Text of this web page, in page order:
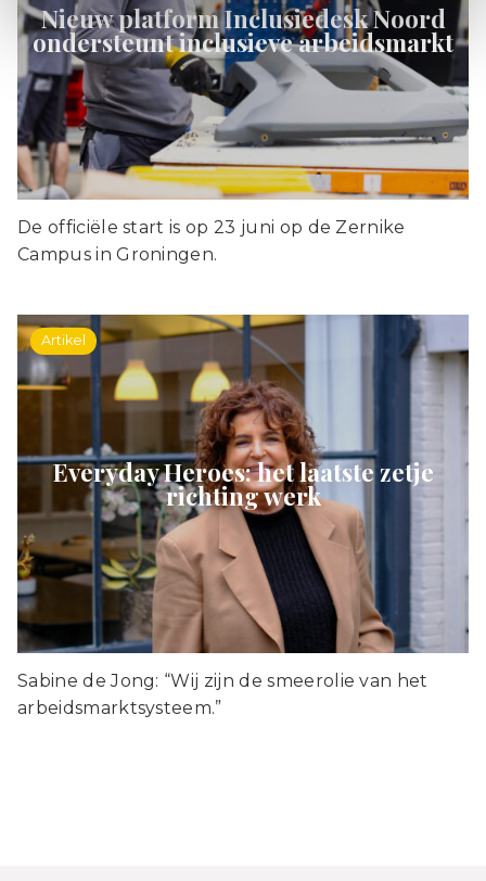
Nieuw platform Inclusiedesk Noord
ondersteunt inclusieve arbeidsmarkt
De officiële start is op 23 juni op de Zernike
Campus in Groningen.
Artikel
Everyday Heroes: het laatste zetje
richting werk
Sabine de Jong: “Wij zijn de smeerolie van het
arbeidsmarktsysteem.”